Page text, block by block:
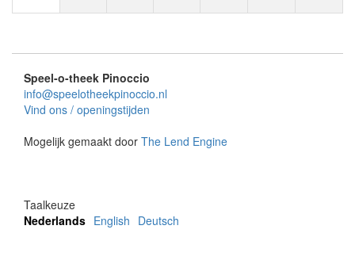
Speel-o-theek Pinoccio
info@speelotheekpinoccio.nl
Vind ons / openingstijden
Mogelijk gemaakt door The Lend Engine
Taalkeuze
Nederlands English Deutsch